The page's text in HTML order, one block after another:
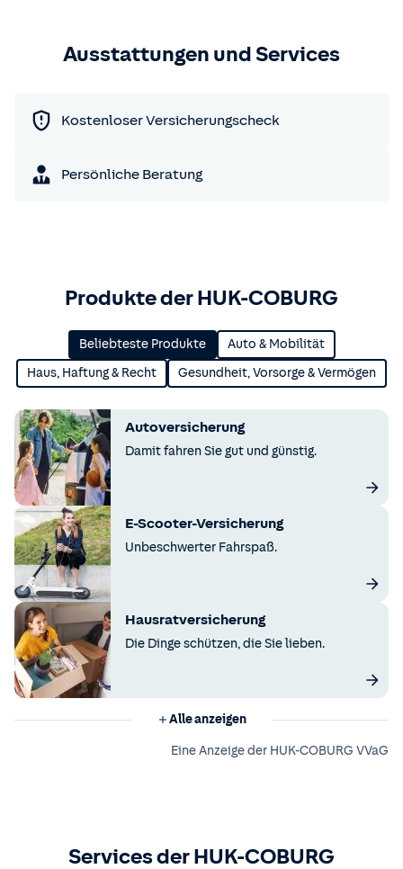
Ausstattungen und Services
Kostenloser Versicherungscheck
Persönliche Beratung
Produkte der HUK-COBURG
Beliebteste Produkte Auto & Mobilität
Haus, Haftung & Recht Gesundheit, Vorsorge & Vermögen
Autoversicherung
Damit fahren Sie gut und günstig.
E-Scooter-Versicherung
Unbeschwerter Fahrspaß.
Hausratversicherung
Die Dinge schützen, die Sie lieben.
Alle anzeigen
Eine Anzeige der HUK-COBURG VVaG
Services der HUK-COBURG